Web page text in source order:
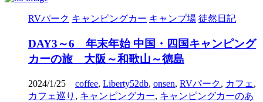
RVパーク キャンピングカー キャンプ場 徒然日記
DAY3～6 年末年始 中国・四国キャンピング
カーの旅 大阪～和歌山～徳島
2024/1/25 coffee, Liberty52db, onsen, RVパーク, カフェ ,
カフェ巡り , キャンピングカー, キャンピングカーのあ